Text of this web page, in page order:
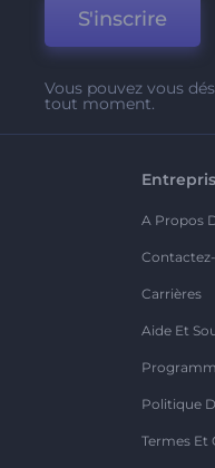
S'inscrire
Vous pouvez vous
tout moment.
A Propos
Carrières
Aide Et
Politique
Termes Et